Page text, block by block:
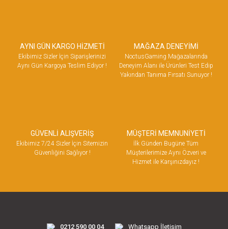
AYNI GÜN KARGO HİZMETİ
Ekibimiz Sizler İçin Siparişlerinizi
Aynı Gün Kargoya Teslim Ediyor !
MAĞAZA DENEYİMİ
NoctusGaming Mağazalarında
Deneyim Alanı ile Ürünleri Test Edip
Yakından Tanıma Fırsatı Sunuyor !
GÜVENLİ ALIŞVERİŞ
Ekibimiz 7/24 Sizler İçin Sitemizin
Güvenliğini Sağlıyor !
MÜŞTERİ MEMNUNİYETİ
İlk Günden Bugüne Tüm
Müşterilerimize Aynı Özveri ve
Hizmet ile Karşınızdayız !
0212 590 00 04 Whatsapp İletişim